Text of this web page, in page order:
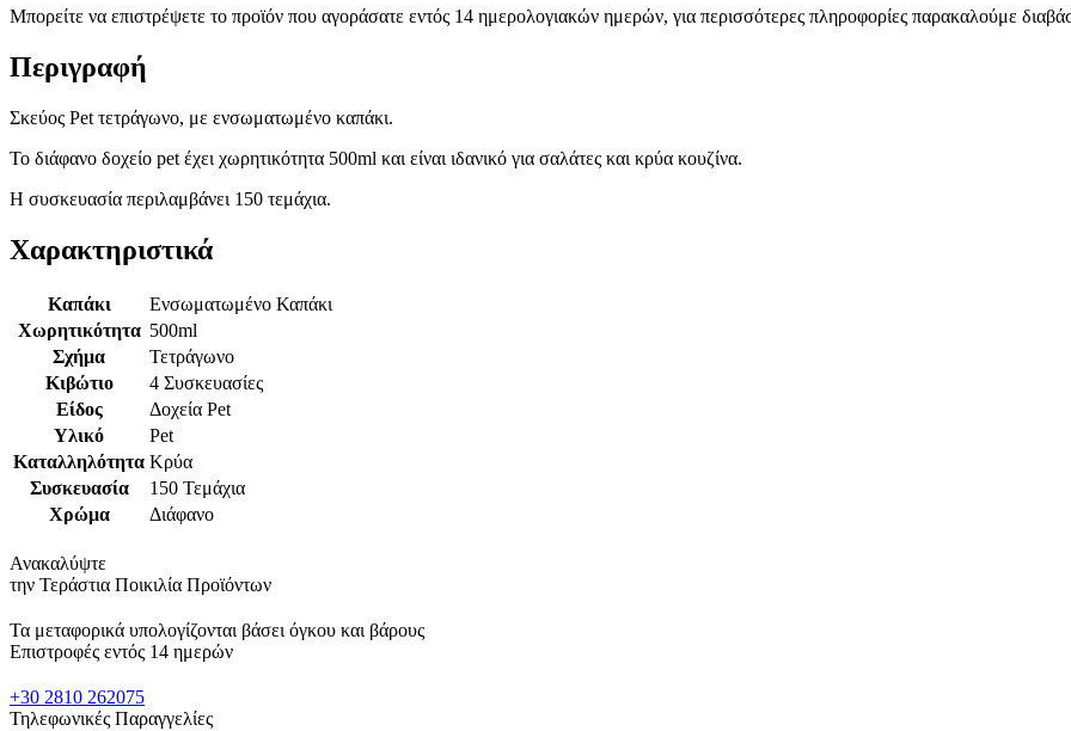
Μπορείτε να επιστρέψετε το προϊόν που αγοράσατε εντός 14 ημερολογιακών ημερών, για περισσότερες πληροφορίες παρακαλούμε
Περιγραφή
Σκεύος Pet τετράγωνο, με ενσωματωμένο καπάκι.
Το διάφανο δοχείο pet έχει χωρητικότητα 500ml και είναι ιδανικό για σαλάτες και κρύα κουζίνα.
Η συσκευασία περιλαμβάνει 150 τεμάχια.
Χαρακτηριστικά
Καπάκι
Ενσωματωμένο Καπάκι
Χωρητικότητα 500ml
Σχήμα
Τετράγωνο
Κιβώτιο
4 Συσκευασίες
Είδος
Δοχεία Pet
Υλικό
Pet
Καταλληλότητα Κρύα
Συσκευασία
150 Τεμάχια
Χρώμα
Διάφανο
Ανακαλύψτε
την Τεράστια Ποικιλία Προϊόντων
Τα μεταφορικά υπολογίζονται βάσει όγκου και βάρους
Επιστροφές εντός 14 ημερών
+30 2810 262075
Τηλεφωνικές Παραγγελίες